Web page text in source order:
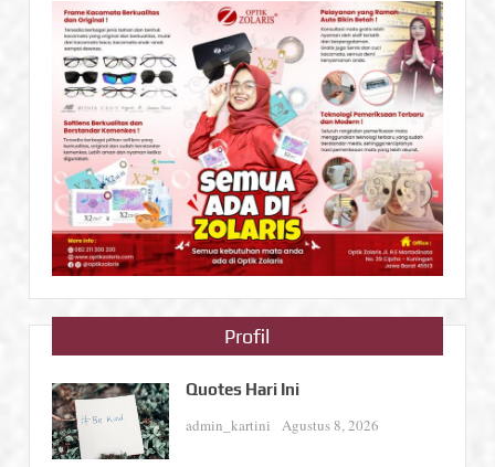
Profil
Quotes Hari Ini
admin_kartini Agustus 8, 2026